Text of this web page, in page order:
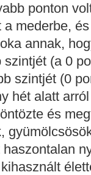
ponton
mederbe,
annak,
szintjét (a 0
szintjét (0
hét alatt
és